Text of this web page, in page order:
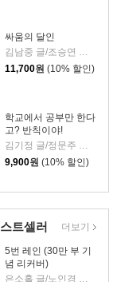
싸움의 달인
11,700원 (10% 할인)
학교에서 공부만 한다
고? 반칙이야!
김기정 글/정문주 그림
9,900원 (10% 할인)
트셀러
5번 레인 (30만 부 기
념 리커버)
은소홀 글/노인경 그림
더보기